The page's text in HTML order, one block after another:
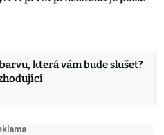
která vám bude slušet?